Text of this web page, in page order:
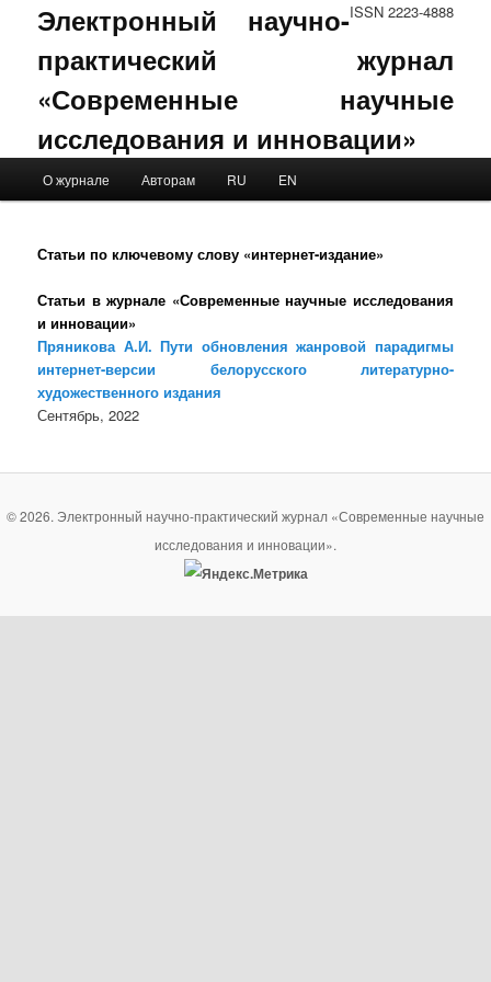
ISSN 2223-4888
Электронный научно-
практический журнал
«Современные научные
исследования и инновации»
Skip to primary content
Skip to secondary content
О журнале Авторам RU EN
Статьи по ключевому слову «интернет-издание»
Статьи в журнале «Современные научные исследования
и инновации»
Пряникова А.И. Пути обновления жанровой парадигмы
интернет-версии белорусского литературно-
художественного издания
Сентябрь, 2022
© 2026. Электронный научно-практический журнал «Современные научные
исследования и инновации».